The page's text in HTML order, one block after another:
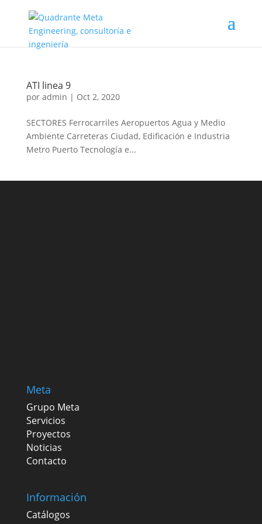
ATI linea 9
por admin | Oct 2, 2020
SECTORES Ferrocarriles Aeropuertos Agua y Medio
Ambiente Carreteras Ciudad, Edificación e Industria
Metro Puerto Tecnología e...
Meta
Grupo Meta
Servicios
Proyectos
Noticias
Contacto
Información
Catálogos